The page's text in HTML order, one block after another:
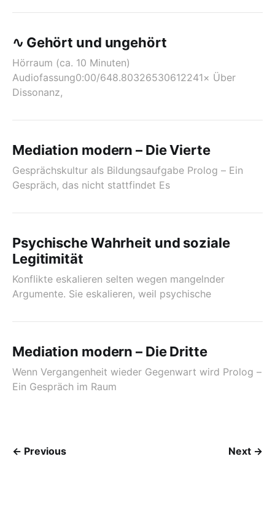
∿ Gehört und ungehört
Hörraum (ca. 10 Minuten)
Audiofassung0:00/648.80326530612241× Über
Dissonanz,
Mediation modern – Die Vierte
Gesprächskultur als Bildungsaufgabe Prolog – Ein
Gespräch, das nicht stattfindet Es
Psychische Wahrheit und soziale
Legitimität
Konflikte eskalieren selten wegen mangelnder
Argumente. Sie eskalieren, weil psychische
Mediation modern – Die Dritte
Wenn Vergangenheit wieder Gegenwart wird Prolog –
Ein Gespräch im Raum
← Previous Next →